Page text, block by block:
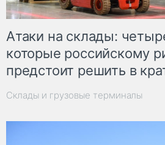
Атаки на склады:
которые российскому
предстоит решить в
Склады и грузовые терминалы